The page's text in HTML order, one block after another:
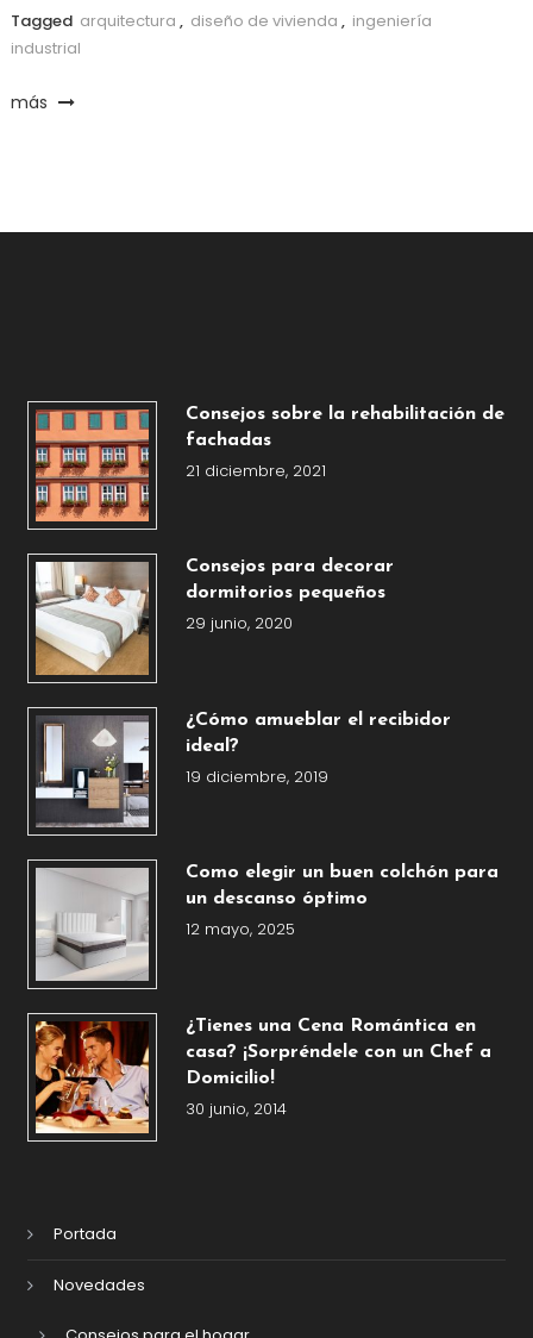
Tagged arquitectura , diseño de vivienda , ingeniería
industrial
más
Consejos sobre la rehabilitación de
fachadas
21 diciembre, 2021
Consejos para decorar
dormitorios pequeños
29 junio, 2020
¿Cómo amueblar el recibidor
ideal?
19 diciembre, 2019
Como elegir un buen colchón para
un descanso óptimo
12 mayo, 2025
¿Tienes una Cena Romántica en
casa? ¡Sorpréndele con un Chef a
Domicilio!
30 junio, 2014
Portada
Novedades